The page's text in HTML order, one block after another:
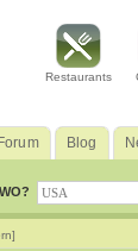
Restaurants
Forum Blog
WO?